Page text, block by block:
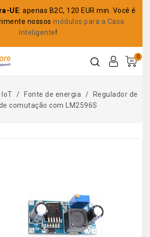
UE: apenas B2C, 120 EUR min. Você é
nossosmódulos para a Casa
Inteligente!
0
IoT Fonte de energia
Regulador de
comutação com LM2596S